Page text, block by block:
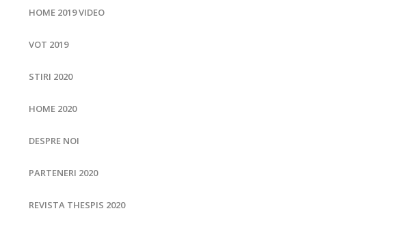
HOME 2019 VIDEO
VOT 2019
STIRI 2020
HOME 2020
DESPRE NOI
PARTENERI 2020
REVISTA THESPIS 2020